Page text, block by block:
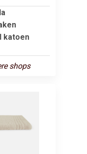
katoen
shops